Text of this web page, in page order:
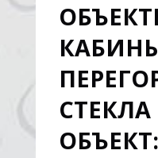
СТЕКЛА